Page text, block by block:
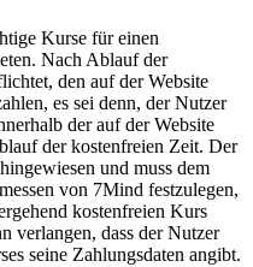
Kurse für einen
Nach Ablauf der
den auf der Website
es sei denn, der Nutzer
der auf der Website
der kostenfreien Zeit. Der
und muss dem
von 7Mind festzulegen,
kostenfreien Kurs
verlangen, dass der Nutzer
seine Zahlungsdaten angibt.